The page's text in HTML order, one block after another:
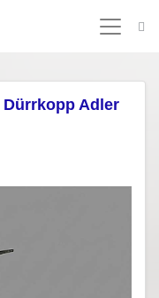
Dürrkopp Adler